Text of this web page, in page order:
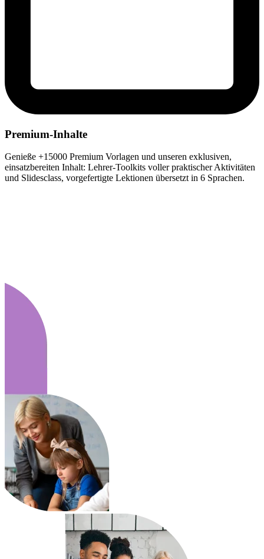
Premium-Inhalte
Genieße +15000 Premium Vorlagen und unseren exklusiven,
einsatzbereiten Inhalt: Lehrer-Toolkits voller praktischer Aktivitäten
und Slidesclass, vorgefertigte Lektionen übersetzt in 6 Sprachen.